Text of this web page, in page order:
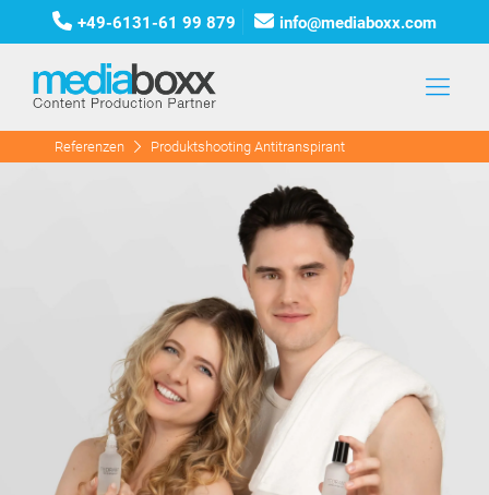
+49-6131-61 99 879 info@mediaboxx.com
Referenzen Produktshooting Antitranspirant